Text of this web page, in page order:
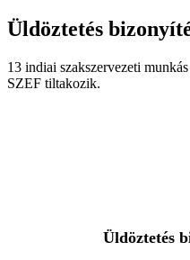
Üldöztetés
13 indiai szakszervezeti
SZEF tiltakozik.
Üldöztetés